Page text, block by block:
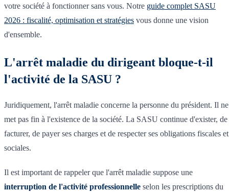
votre société à fonctionner sans vous. Notre guide complet SASU
2026 : fiscalité, optimisation et stratégies vous donne une vision
d'ensemble.
L'arrêt maladie du dirigeant bloque-t-il
l'activité de la SASU ?
Juridiquement, l'arrêt maladie concerne la personne du président. Il ne
met pas fin à l'existence de la société. La SASU continue d'exister, de
facturer, de payer ses charges et de respecter ses obligations fiscales et
sociales.
Il est important de rappeler que l'arrêt maladie suppose une
interruption de l'activité professionnelle selon les prescriptions du